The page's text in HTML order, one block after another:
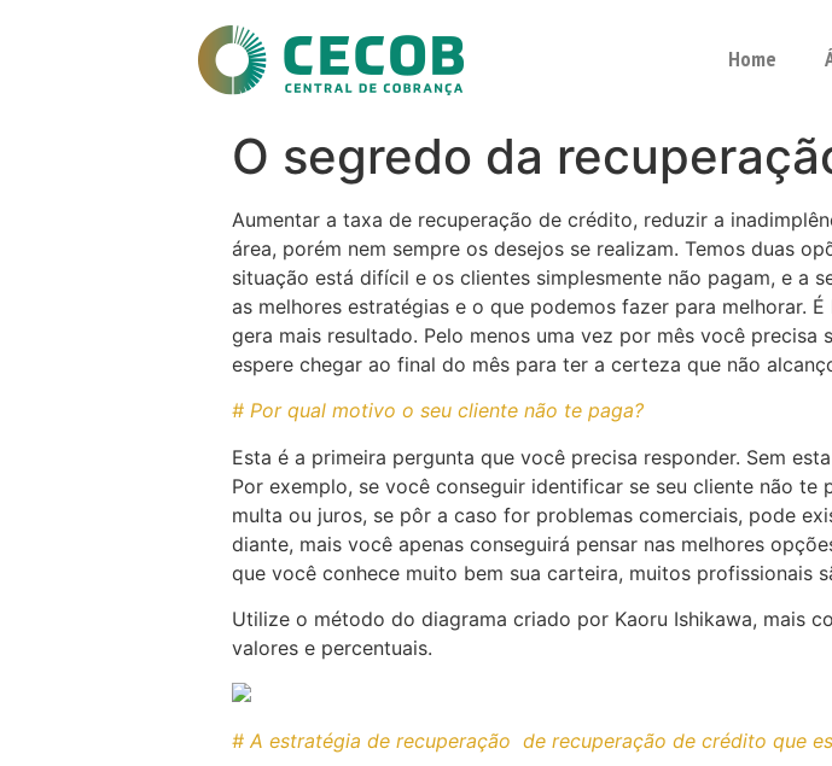
Home
O segredo da
Aumentar a taxa de recuperação de crédito, reduzir a
área, porém nem sempre os desejos se realizam. Temos duas
situação está difícil e os clientes simplesmente não pagam, e a
as melhores estratégias e o que podemos fazer para melhorar.
gera mais resultado. Pelo menos uma vez por mês você
espere chegar ao final do mês para ter a certeza que não
# Por qual motivo o seu cliente não te paga?
Esta é a primeira pergunta que você precisa responder. Sem
Por exemplo, se você conseguir identificar se seu cliente não
multa ou juros, se pôr a caso for problemas comerciais, pode
diante, mais você apenas conseguirá pensar nas melhores
que você conhece muito bem sua carteira, muitos profissionais
Utilize o método do diagrama criado por Kaoru Ishikawa, mais
valores e percentuais.
# A estratégia de recuperação de recuperação de crédito que